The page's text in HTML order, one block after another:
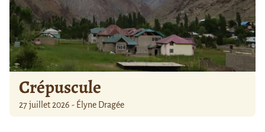
Crépuscule
27 juillet 2026 - Élyne Dragée